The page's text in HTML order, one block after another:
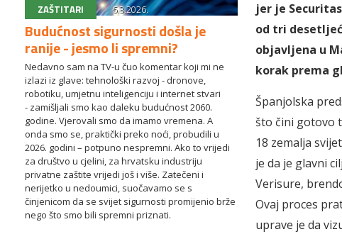
ZAŠTITARI 6.3.2026.
Budućnost sigurnosti došla je
ranije - jesmo li spremni?
Nedavno sam na TV-u čuo komentar koji mi ne
izlazi iz glave: tehnološki razvoj - dronove,
robotiku, umjetnu inteligenciju i internet stvari
- zamišljali smo kao daleku budućnost 2060.
godine. Vjerovali smo da imamo vremena. A
onda smo se, praktički preko noći, probudili u
2026. godini – potpuno nespremni. Ako to vrijedi
za društvo u cjelini, za hrvatsku industriju
privatne zaštite vrijedi još i više. Zatečeni i
nerijetko u nedoumici, suočavamo se s
činjenicom da se svijet sigurnosti promijenio brže
nego što smo bili spremni priznati.
jer je
od tri
objavljena u
korak prema
Španjolska
što čini gotovo
18 zemalja
je da je glavni
Verisure,
Ovaj proces
uprave je da